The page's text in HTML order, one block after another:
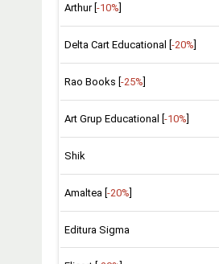
Arthur [ -10%
Delta Cart Educational [ -20%
Rao Books [ -25%
Art Grup Educational [ -10%
Shik
Amaltea [-20%]
Editura Sigma